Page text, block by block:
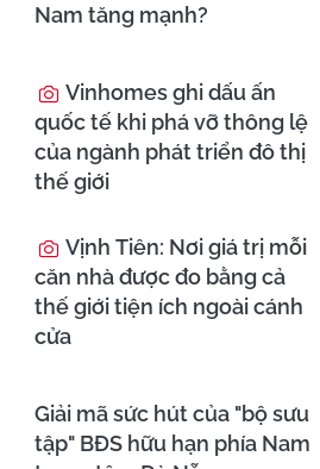
Nam tăng mạnh?
Vinhomes ghi dấu ấn
quốc tế khi phá vỡ thông lệ
của ngành phát triển đô thị
thế giới
Vịnh Tiên: Nơi giá trị mỗi
căn nhà được đo bằng cả
thế giới tiện ích ngoài cánh
cửa
Giải mã sức hút của "bộ sưu
tập" BĐS hữu hạn phía Nam